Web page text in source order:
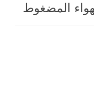
المضغوط